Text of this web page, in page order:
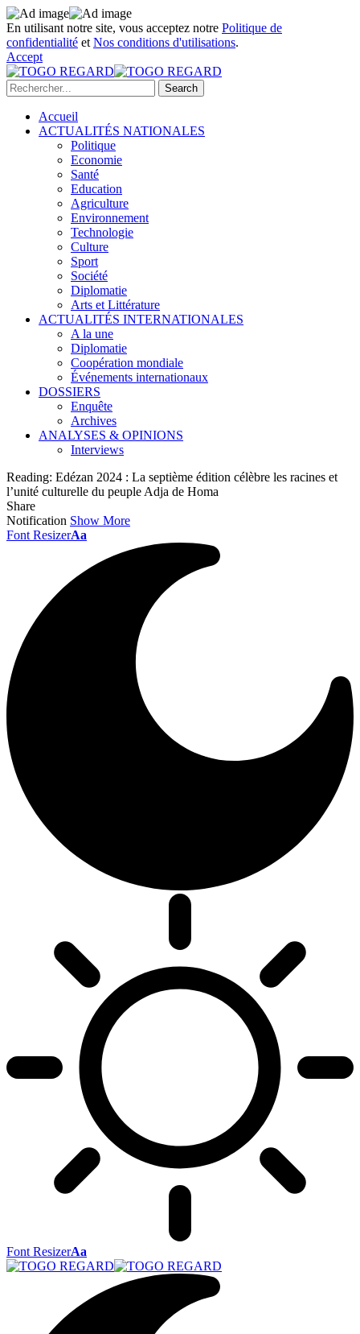
En utilisant notre site, vous acceptez notre Politique de
confidentialité et Nos conditions d'utilisations.
Accept
Accueil
ACTUALITÉS NATIONALES
Politique
Economie
Santé
Education
Agriculture
Environnement
Technologie
Culture
Sport
Société
Diplomatie
Arts et Littérature
ACTUALITÉS INTERNATIONALES
A la une
Diplomatie
Coopération mondiale
Événements internationaux
DOSSIERS
Enquête
Archives
ANALYSES & OPINIONS
Interviews
Reading: Edézan 2024 : La septième édition célèbre les racines et
l’unité culturelle du peuple Adja de Homa
Share
Notification Show More
Font ResizerAa
Font ResizerAa